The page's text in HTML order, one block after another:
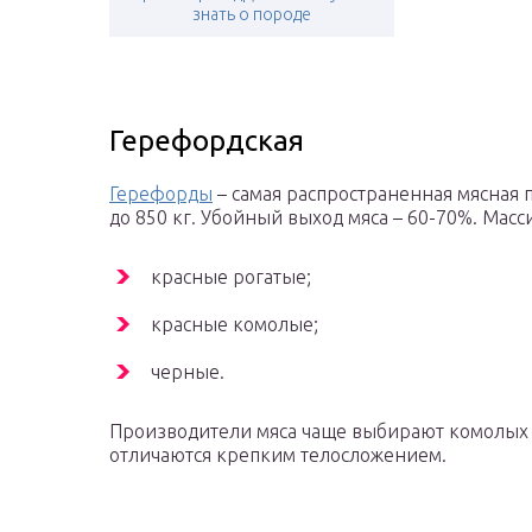
знать о породе
Герефордская
Герефорды – самая распространенная
до 850 кг. Убойный выход мяса – 60-70%.
красные рогатые;
красные комолые;
черные.
Производители мяса чаще выбирают
отличаются крепким телосложением.